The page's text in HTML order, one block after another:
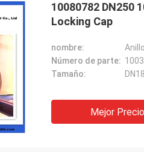
10080782 DN250
Locking Cap
nombre:
Número de parte:
Tamaño:
Mejor Precio